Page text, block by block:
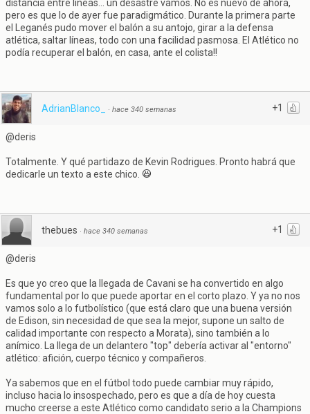
distancia entre líneas... un desastre vamos. No es nuevo de ahora,
pero es que lo de ayer fue paradigmático. Durante la primera parte
el Leganés pudo mover el balón a su antojo, girar a la defensa
atlética, saltar líneas, todo con una facilidad pasmosa. El Atlético no
podía recuperar el balón, en casa, ante el colista!!
+1
AdrianBlanco_ · hace 340 semanas
@deris
Totalmente. Y qué partidazo de Kevin Rodrigues. Pronto habrá que
dedicarle un texto a este chico.
+1
thebues · hace 340 semanas
@deris
Es que yo creo que la llegada de Cavani se ha convertido en algo
fundamental por lo que puede aportar en el corto plazo. Y ya no nos
vamos solo a lo futbolístico (que está claro que una buena versión
de Edison, sin necesidad de que sea la mejor, supone un salto de
calidad importante con respecto a Morata), sino también a lo
anímico. La llega de un delantero "top" debería activar al "entorno"
atlético: afición, cuerpo técnico y compañeros.
Ya sabemos que en el fútbol todo puede cambiar muy rápido,
incluso hacia lo insospechado, pero es que a día de hoy cuesta
mucho creerse a este Atlético como candidato serio a la Champions